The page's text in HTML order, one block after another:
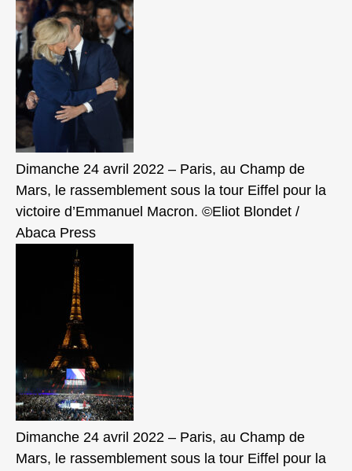
Dimanche 24 avril 2022 – Paris, au Champ de
Mars, le rassemblement sous la tour Eiffel pour la
victoire d’Emmanuel Macron. ©Eliot Blondet /
Abaca Press
Dimanche 24 avril 2022 – Paris, au Champ de
Mars, le rassemblement sous la tour Eiffel pour la